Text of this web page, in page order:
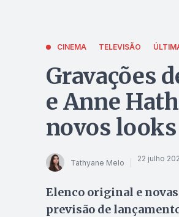
CINEMA TELEVISÃO
Gravações
e Anne
novos looks
Tathyane Melo 22 julho
Elenco original e novas
previsão de